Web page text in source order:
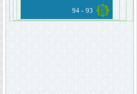
93 - 94